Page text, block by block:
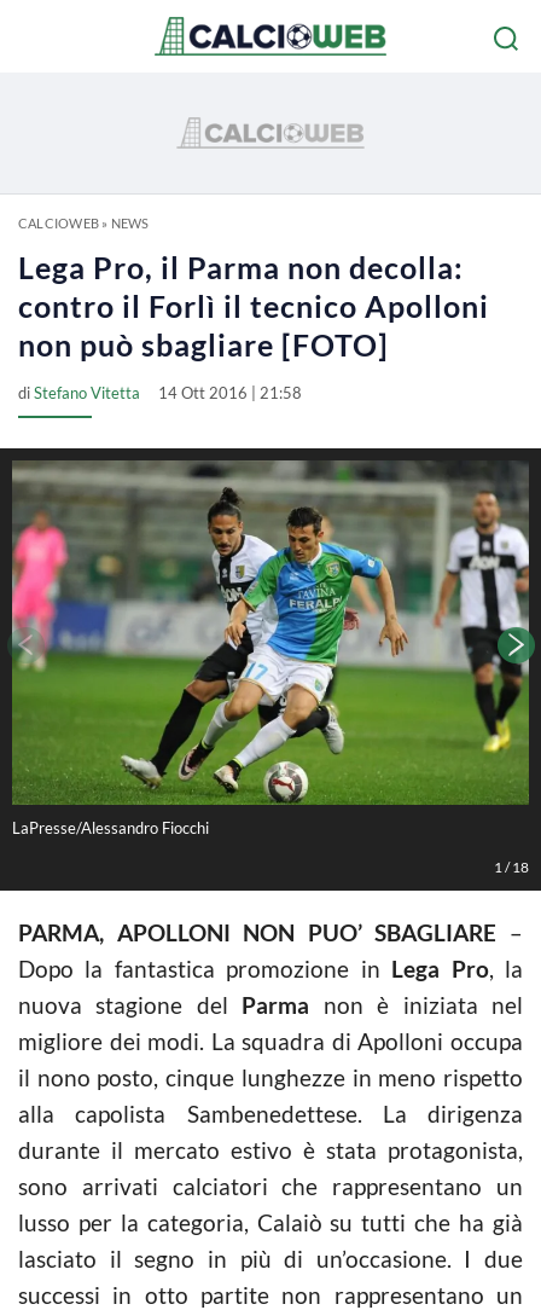
CALCIOWEB» NEWS
Lega Pro, il Parma non decolla:
contro il Forlì il tecnico Apolloni
non può sbagliare [FOTO]
diStefano Vitetta 14 Ott 2016 | 21:58
LaPresse/Alessandro Fiocchi
1 /18
PARMA, APOLLONI NON PUO’ SBAGLIARE –
Dopo la fantastica promozione in Lega Pro, la
nuova stagione del Parma non è iniziata nel
migliore dei modi. La squadra di Apolloni occupa
il nono posto, cinque lunghezze in meno rispetto
alla capolista Sambenedettese. La dirigenza
durante il mercato estivo è stata protagonista,
sono arrivati calciatori che rappresentano un
lusso per la categoria, Calaiò su tutti che ha già
lasciato il segno in più di un’occasione. I due
successi in otto partite non rappresentano un